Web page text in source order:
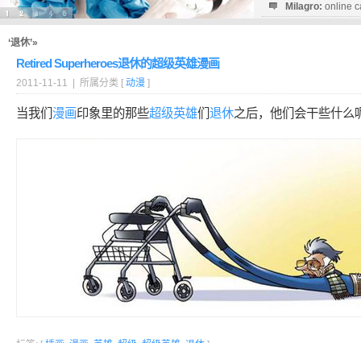
Milagro: online
‘退休’»
Retired Superheroes退休的超级英雄漫画
2011-11-11 | 所属分类 [ 动漫 ]
当我们 漫画印象里的那些超级英雄们 退休之后，他们会干些什么